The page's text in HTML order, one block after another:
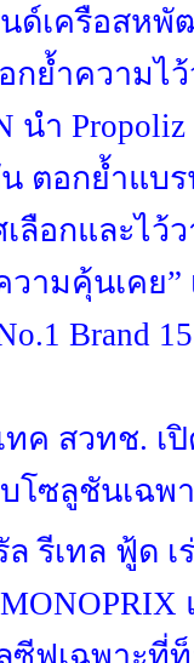
ด์เครือสหพั
กย้ำความไ
นำ Propoliz
ตอกย้ำแบ
เลือกและไว้
วามคุ้นเคย
Brand
ทค สวทช. เ
โซลูชันเฉพ
รีเทล ฟู้ด เ
ซีฟเฉพาะที่